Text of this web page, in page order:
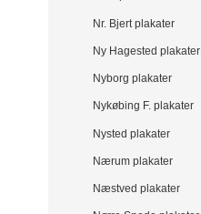
Nr. Bjert plakater
Ny Hagested plakater
Nyborg plakater
Nykøbing F. plakater
Nysted plakater
Nærum plakater
Næstved plakater